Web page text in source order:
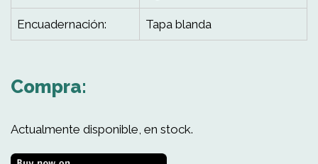
Encuadernación: Tapa blanda
Compra:
Actualmente disponible, en stock.